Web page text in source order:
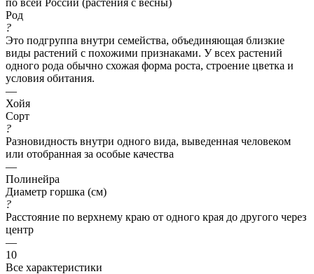
Род
?
Это подгруппа внутри семейства, объединяющая близкие
виды растений с похожими признаками. У всех растений
одного рода обычно схожая форма роста, строение цветка и
условия обитания.
—
Хойя
Сорт
?
Разновидность внутри одного вида, выведенная человеком
или отобранная за особые качества
—
Полинейра
Диаметр горшка (см)
?
Расстояние по верхнему краю от одного края до другого через
центр
—
10
Все характеристики